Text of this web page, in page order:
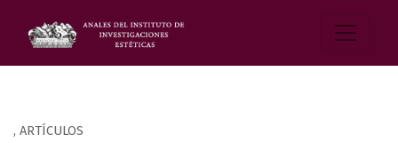
, ARTÍCULOS